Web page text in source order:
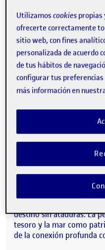
«Rima LIII» de Gustavo
identificar claramente
«Canción del Pirata» de
Este poema es una clara
romántico. El pirata,
el ideal romántico de
normas establecidas. La
símbolos de la vastedad
anhela y disfruta.
«Que es mi barco mi
que es mi dios la libertad,
mi única patria, la mar.»
En estos versos, el pirata
destino sin ataduras. La
tesoro y la mar como
de la conexión profunda
Utilizamoscookies propias
ofrecerte correctamente
sitio web, con fines
personalizada de acuerdo
de tus hábitos de
configurar tus
más información en